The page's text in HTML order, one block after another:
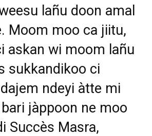
lañu doon amal
Moom moo ca jiitu,
askan wi moom lañu
sukkandikoo ci
ndeyi àtte mi
jàppoon ne moo
Succès Masra,